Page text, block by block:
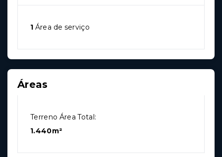
1 Área de serviço
Áreas
Terreno Área Total:
1.440m²